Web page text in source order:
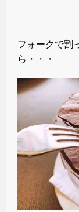
フォークで割
ら・・・